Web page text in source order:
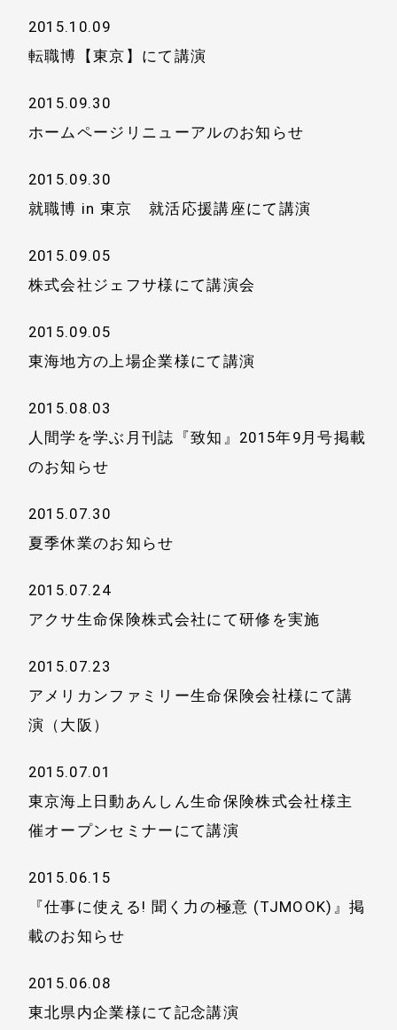
ホーム
サービス
事例と実績
事例と実績
導入企業一覧
メディア掲載
経営理念
お問い合わせ
2015.10.09
転職博【東京】にて講演
2015.09.30
ホームページリニューアルのお知らせ
2015.09.30
就職博 in 東京 就活応援講座にて講演
2015.09.05
株式会社ジェフサ様にて講演会
2015.09.05
東海地方の上場企業様にて講演
2015.08.03
人間学を学ぶ月刊誌『致知』2015年9月号掲載
のお知らせ
2015.07.30
夏季休業のお知らせ
2015.07.24
アクサ生命保険株式会社にて研修を実施
2015.07.23
アメリカンファミリー生命保険会社様にて講
演（大阪）
2015.07.01
東京海上日動あんしん生命保険株式会社様主
催オープンセミナーにて講演
2015.06.15
『仕事に使える! 聞く力の極意 (TJMOOK)』掲
載のお知らせ
2015.06.08
東北県内企業様にて記念講演